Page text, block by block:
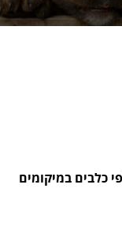
כלבים במיקומים